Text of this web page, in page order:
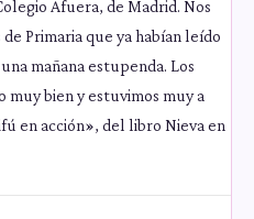
Afuera, de Madrid. Nos
Primaria que ya habían leído
mañana estupenda. Los
bien y estuvimos muy a
en acción», del libro Nieva en